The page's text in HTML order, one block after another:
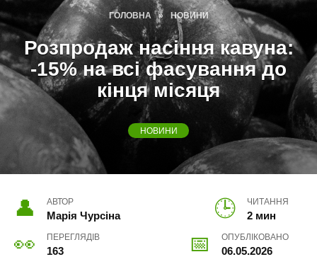
ГОЛОВНА » НОВИНИ
Розпродаж насіння кавуна:
-15% на всі фасування до
кінця місяця
НОВИНИ
АВТОР
Марія Чурсіна
ЧИТАННЯ
2 мин
ПЕРЕГЛЯДІВ
163
ОПУБЛІКОВАНО
06.05.2026